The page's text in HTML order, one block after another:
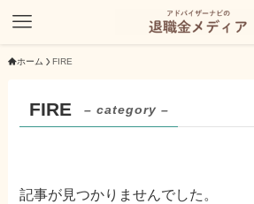
ホーム FIRE
FIRE – category –
記事が見つかりませんでした。